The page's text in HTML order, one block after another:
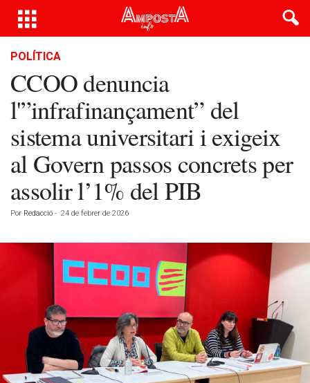
POLÍTICA
CCOO denuncia
l'”infrafinançament” del
sistema universitari i exigeix
al Govern passos concrets per
assolir l’1% del PIB
Por Redacció - 24 de febrer de 2026